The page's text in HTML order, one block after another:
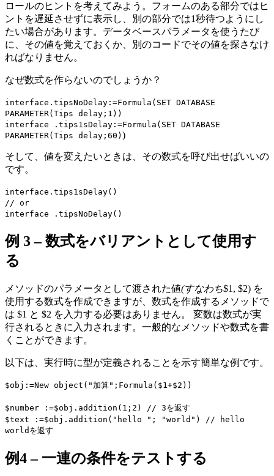
ロールのヒントを考えてみよう。フォームのある部分ではヒ
ントを遅延させずに表示し、別の部分では1秒待つようにし
たい場合があります。データベースパラメータを使うたび
に、その値を覚えておくか、別のコードでその値を探さなけ
ればなりません。
なぜ数式を作らないのでしょうか？
interface . tipsNoDelay :=Formula ( SET DATABASE
PARAMETER( Tips delay ;1))
interface . tips1sDelay :=Formula ( SET DATABASE
PARAMETER( Tips delay ;60) )
そして、値を変えたいときは、その数式を呼び出せばいいの
です。
interface . tips1sDelay()
// or
interface . tipsNoDelay()
例 3 – 数式をバリアントとして使用す
る
メソッドのパラメータとして渡された値(すなわち$1, $2) を
使用する数式を作成できますが、数式を作成するメソッドで
は $1 と $2 を入力する必要はありません。 変数は数式が実
行されるときに入力されます。一般的なメソッドや数式を書
くことができます。
以下は、実行時に型が定義されることを示す簡単な例です。
$obj :=New object ("加算"; Formula ($1+$2))
$number :=$obj . addition (1;2) // 3を返す
$text :=$obj . addition ("hello "; "world") // hello
worldを返す
例4 – 一連の条件をテストする